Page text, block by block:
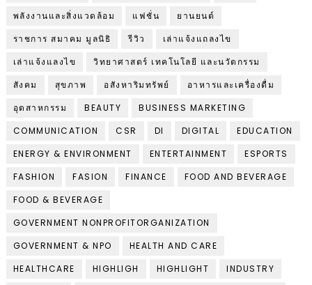
พลังงานและสิ่งแวดล้อม
แฟชั่น
ยานยนต์
ราชการ สมาคม มูลนิธิ
รีวิว
เล่าแจ้งแถลงไข
เล่าแจ้งแลงไข
วิทยาศาสตร์ เทคโนโลยี และนวัตกรรม
สังคม
สุขภาพ อสังหาริมทรัพย์
อาหารและเครื่องดื่ม
อุตสาหกรรม
BEAUTY
BUSINESS MARKETING
COMMUNICATION
CSR DI DIGITAL
EDUCATION
ENERGY & ENVIRONMENT
ENTERTAINMENT
ESPORTS
FASHION
FASION FINANCE
FOOD AND BEVERAGE
FOOD & BEVERAGE
GOVERNMENT NONPROFITORGANIZATION
GOVERNMENT & NPO
HEALTH AND CARE
HEALTHCARE
HIGHLIGH HIGHLIGHT
INDUSTRY